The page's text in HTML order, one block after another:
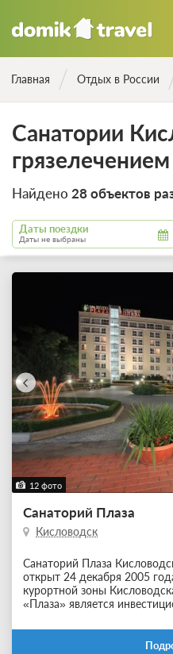
Главная Отдых в России
Санатории
грязелечением
Найдено 28 объектов
Даты поездки
Даты не выбраны
12 фото
Санаторий Плаза
Кисловодск
Санаторий Плаза
открыт 24 декабря 2005
курортной зоны
«Плаза» является